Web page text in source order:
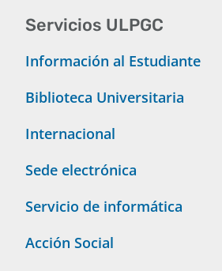
Servicios ULPGC
Información al Estudiante
Biblioteca Universitaria
Internacional
Sede electrónica
Servicio de informática
Acción Social